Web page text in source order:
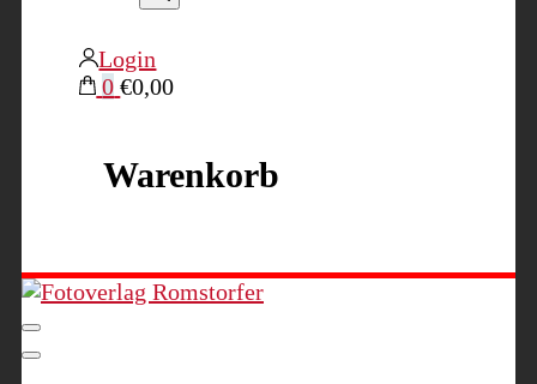
Login
0 €0,00
Warenkorb